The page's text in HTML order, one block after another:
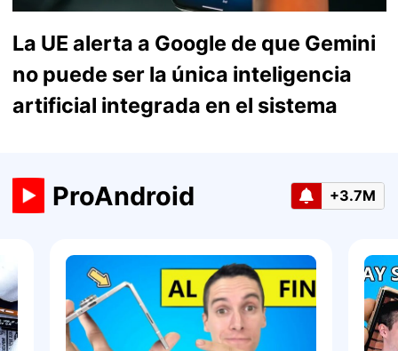
La UE alerta a Google de que Gemini
no puede ser la única inteligencia
artificial integrada en el sistema
ProAndroid +3.7M